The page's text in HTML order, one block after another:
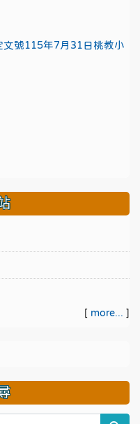
號115年7月31日桃教小
[ more... ]